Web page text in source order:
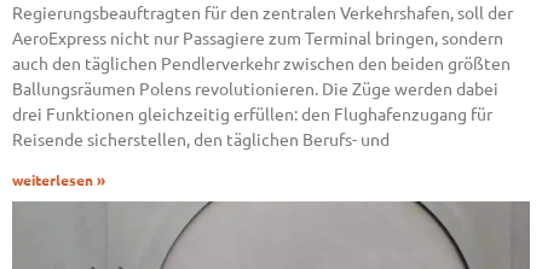
Regierungsbeauftragten für den zentralen Verkehrshafen, soll der
AeroExpress nicht nur Passagiere zum Terminal bringen, sondern
auch den täglichen Pendlerverkehr zwischen den beiden größten
Ballungsräumen Polens revolutionieren. Die Züge werden dabei
drei Funktionen gleichzeitig erfüllen: den Flughafenzugang für
Reisende sicherstellen, den täglichen Berufs- und
weiterlesen »